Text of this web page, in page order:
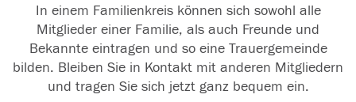
In einem Familienkreis können sich sowohl alle
Mitglieder einer Familie, als auch Freunde und
Bekannte eintragen und so eine Trauergemeinde
bilden. Bleiben Sie in Kontakt mit anderen Mitgliedern
und tragen Sie sich jetzt ganz bequem ein.